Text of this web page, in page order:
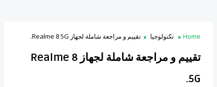
Home تكنولوجيا تقييم و مراجعة شاملة لجهاز Realme 8 5G.
تقييم و مراجعة شاملة لجهاز Realme 8
5G.